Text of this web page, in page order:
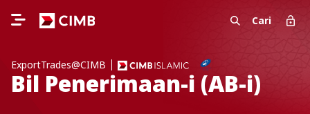
Cari
ExportTrades@CIMB
Bil Penerimaan-i (AB-i)